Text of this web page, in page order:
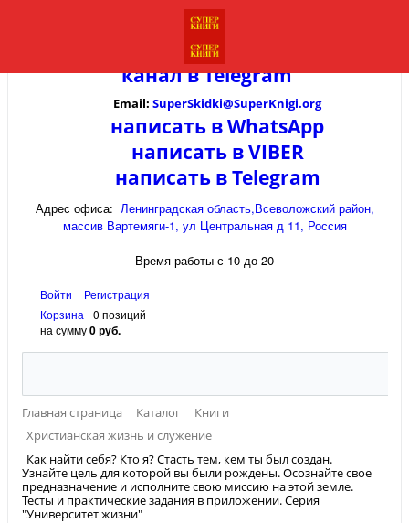
канал вTelegram
Email: SuperSkidki@SuperKnigi.org
написать в WhatsApp
написать в VIBER
написать в Telegram
Адрес офиса: Ленинградская область,Всеволожский район,
массив Вартемяги-1, ул Центральная д 11, Россия
Время работы с 10 до 20
Войти
Регистрация
Корзина
0 позиций
на сумму0 руб.
Главная страница Каталог
Книги
Христианская жизнь и служение
Как найти себя? Кто я? Стасть тем, кем ты был создан.
Узнайте цель для которой вы были рождены. Осознайте свое
предназначение и исполните свою миссию на этой земле.
Тесты и практические задания в приложении. Серия
"Университет жизни"